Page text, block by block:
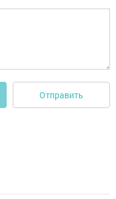
Отправить